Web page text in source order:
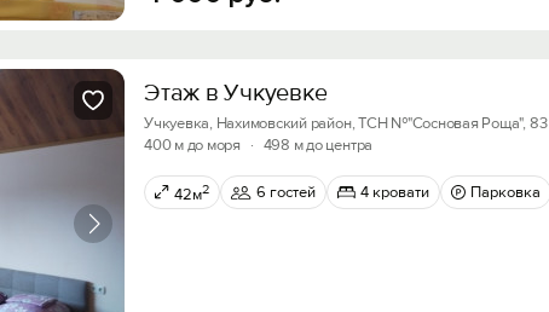
Этаж в Учкуевке
Учкуевка, Нахимовский район, ТСН №"Сосновая Роща", 83
400 м до моря
· 498 м до центра
42м2 6 гостей 4 кровати Парковка